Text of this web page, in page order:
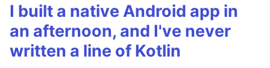
I built a native Android app in
an afternoon, and I've never
written a line of Kotlin